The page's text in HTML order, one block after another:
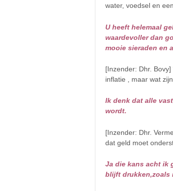
water, voedsel en
U heeft helemaal
waardevoller dan
mooie sieraden en
[Inzender: Dhr.
inflatie , maar wat
Ik denk dat alle
wordt.
[Inzender: Dhr.
dat geld moet
Ja die kans acht ik
blijft drukken,zoals